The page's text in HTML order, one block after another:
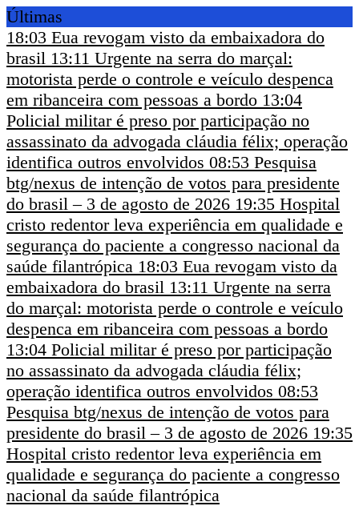
Últimas
18:03 Eua revogam visto da embaixadora do
brasil 13:11 Urgente na serra do marçal:
motorista perde o controle e veículo despenca
em ribanceira com pessoas a bordo 13:04
Policial militar é preso por participação no
assassinato da advogada cláudia félix; operação
identifica outros envolvidos 08:53 Pesquisa
btg/nexus de intenção de votos para presidente
do brasil – 3 de agosto de 2026 19:35 Hospital
cristo redentor leva experiência em qualidade e
segurança do paciente a congresso nacional da
saúde filantrópica 18:03 Eua revogam visto da
embaixadora do brasil 13:11 Urgente na serra
do marçal: motorista perde o controle e veículo
despenca em ribanceira com pessoas a bordo
13:04 Policial militar é preso por participação
no assassinato da advogada cláudia félix;
operação identifica outros envolvidos 08:53
Pesquisa btg/nexus de intenção de votos para
presidente do brasil – 3 de agosto de 2026 19:35
Hospital cristo redentor leva experiência em
qualidade e segurança do paciente a congresso
nacional da saúde filantrópica